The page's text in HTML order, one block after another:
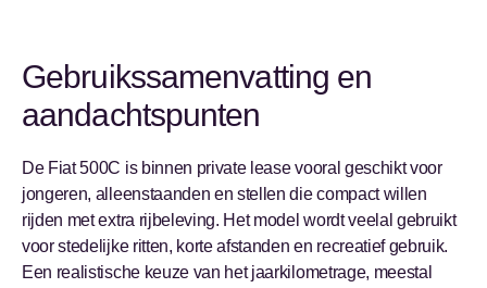
Gebruikssamenvatting en
aandachtspunten
De Fiat 500C is binnen private lease vooral geschikt voor
jongeren, alleenstaanden en stellen die compact willen
rijden met extra rijbeleving. Het model wordt veelal gebruikt
voor stedelijke ritten, korte afstanden en recreatief gebruik.
Een realistische keuze van het jaarkilometrage, meestal